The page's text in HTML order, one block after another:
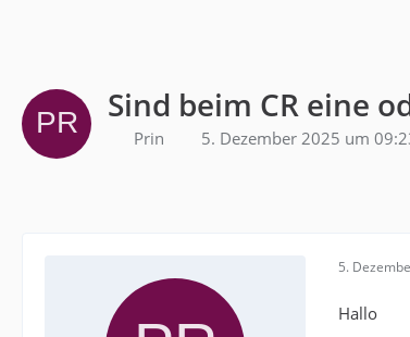
Sind beim CR eine
Prin 5. Dezember 2025 um
5.
Hallo